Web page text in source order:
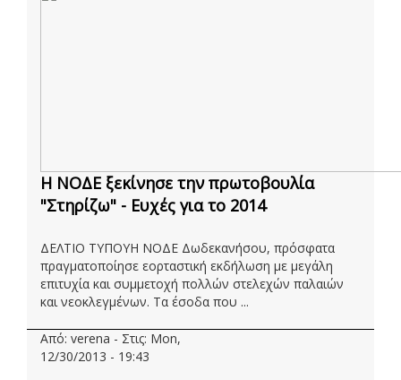
H ΝΟΔΕ ξεκίνησε την πρωτοβουλία
"Στηρίζω" - Ευχές για το 2014
ΔΕΛΤΙΟ ΤΥΠΟΥΗ ΝΟΔΕ Δωδεκανήσου, πρόσφατα
πραγματοποίησε εορταστική εκδήλωση με μεγάλη
επιτυχία και συμμετοχή πολλών στελεχών παλαιών
και νεοκλεγμένων. Τα έσοδα που ...
Από: verena - Στις: Mon,
12/30/2013 - 19:43